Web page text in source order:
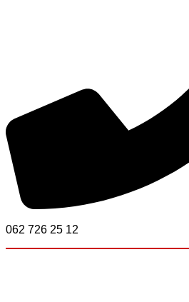
062 726 25 12